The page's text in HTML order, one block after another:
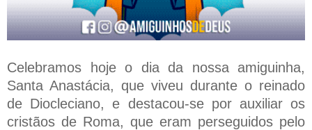
Celebramos hoje o dia da nossa amiguinha,
Santa Anastácia, que viveu durante o reinado
de Diocleciano, e destacou-se por auxiliar os
cristãos de Roma, que eram perseguidos pelo